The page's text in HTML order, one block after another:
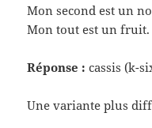
Mon second est un
Mon tout est un fruit.
Réponse : cassis (k-
Une variante plus